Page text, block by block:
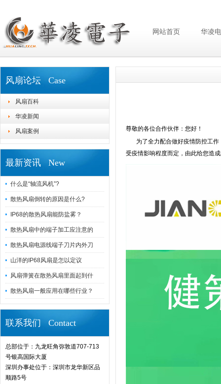
网站首页 华凌
风扇论坛 Case
风扇百科
华凌新闻
风扇案例
最新资讯 New
什么是“轴流风机”?
散热风扇倒转的原因是什么?
IP68的散热风扇能防盐雾？
散热风扇中的端子加工应注意的
散热风扇电源线端子刀片内外刀
山洋的IP68风扇是怎以定议
风扇弹簧在散热风扇里面起到什
散热风扇一般应用在哪些行业？
联系我们 Contact
总部位于：九龙旺角弥敦道707-713
号银高国际大厦
深圳办事处位于：深圳市龙华新区品
顺路5号
尊敬的各位合作伙伴：您好！
为了全力配合做好疫情防控工作
受疫情影响程度而定，由此给您造